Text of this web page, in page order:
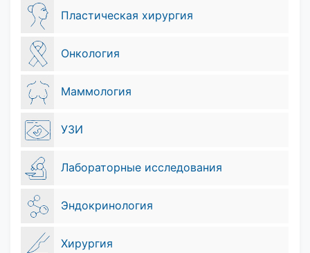
Пластическая хирургия
Онкология
Маммология
УЗИ
Лабораторные исследования
Эндокринология
Хирургия